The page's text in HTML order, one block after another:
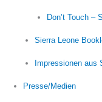
Don’t Touch –
Sierra Leone
Impressionen aus
Presse/Medien